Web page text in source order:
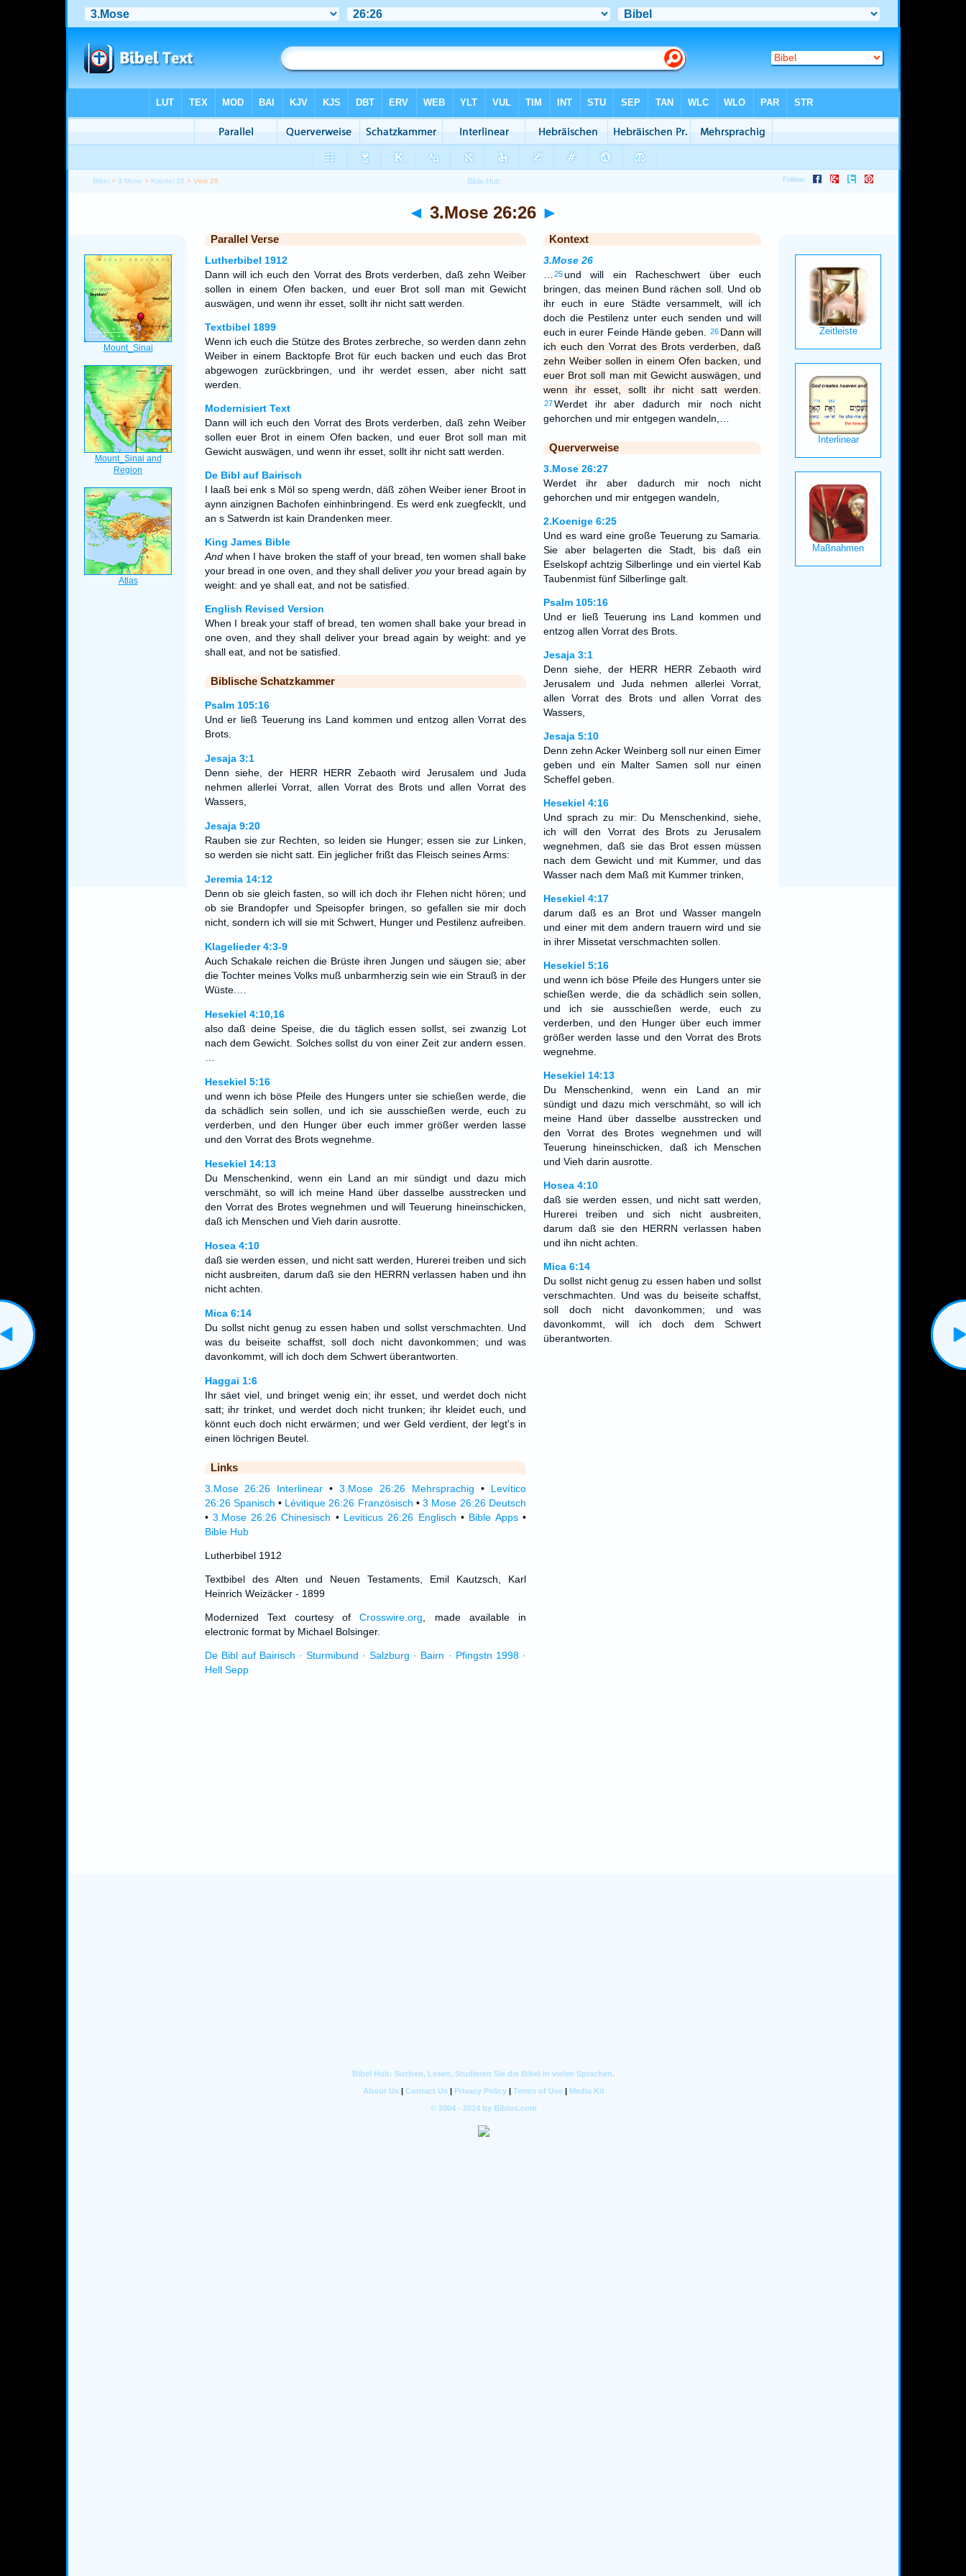
Bibel >3.Mose > Kapitel 26 > Vers 26
◄ 3.Mose 26:26 ►
Parallel Verse
Lutherbibel 1912
Dann will ich euch den Vorrat des Brots verderben, daß zehn Weiber
sollen in einem Ofen backen, und euer Brot soll man mit Gewicht
auswägen, und wenn ihr esset, sollt ihr nicht satt werden.
Textbibel 1899
Wenn ich euch die Stütze des Brotes zerbreche, so werden dann zehn
Weiber in einem Backtopfe Brot für euch backen und euch das Brot
abgewogen zurückbringen, und ihr werdet essen, aber nicht satt
werden.
Modernisiert Text
Dann will ich euch den Vorrat des Brots verderben, daß zehn Weiber
sollen euer Brot in einem Ofen backen, und euer Brot soll man mit
Gewicht auswägen, und wenn ihr esset, sollt ihr nicht satt werden.
De Bibl auf Bairisch
I laaß bei enk s Möl so speng werdn, däß zöhen Weiber iener Broot in
aynn ainzignen Bachofen einhinbringend. Es werd enk zuegfecklt, und
an s Satwerdn ist kain Drandenken meer.
King James Bible
Andwhen I have broken the staff of your bread, ten women shall bake
your bread in one oven, and they shall deliver youyour bread again by
weight: and ye shall eat, and not be satisfied.
English Revised Version
When I break your staff of bread, ten women shall bake your bread in
one oven, and they shall deliver your bread again by weight: and ye
shall eat, and not be satisfied.
Biblische Schatzkammer
Psalm 105:16
Und er ließ Teuerung ins Land kommen und entzog allen Vorrat des
Brots.
Jesaja 3:1
Denn siehe, der HERR HERR Zebaoth wird Jerusalem und Juda
nehmen allerlei Vorrat, allen Vorrat des Brots und allen Vorrat des
Wassers,
Jesaja 9:20
Rauben sie zur Rechten, so leiden sie Hunger; essen sie zur Linken,
so werden sie nicht satt. Ein jeglicher frißt das Fleisch seines Arms:
Jeremia 14:12
Denn ob sie gleich fasten, so will ich doch ihr Flehen nicht hören; und
ob sie Brandopfer und Speisopfer bringen, so gefallen sie mir doch
nicht, sondern ich will sie mit Schwert, Hunger und Pestilenz aufreiben.
Klagelieder 4:3-9
Auch Schakale reichen die Brüste ihren Jungen und säugen sie; aber
die Tochter meines Volks muß unbarmherzig sein wie ein Strauß in der
Wüste.…
Hesekiel 4:10,16
also daß deine Speise, die du täglich essen sollst, sei zwanzig Lot
nach dem Gewicht. Solches sollst du von einer Zeit zur andern essen.
Hesekiel 5:16
und wenn ich böse Pfeile des Hungers unter sie schießen werde, die
da schädlich sein sollen, und ich sie ausschießen werde, euch zu
verderben, und den Hunger über euch immer größer werden lasse
und den Vorrat des Brots wegnehme.
Hesekiel 14:13
Du Menschenkind, wenn ein Land an mir sündigt und dazu mich
verschmäht, so will ich meine Hand über dasselbe ausstrecken und
den Vorrat des Brotes wegnehmen und will Teuerung hineinschicken,
daß ich Menschen und Vieh darin ausrotte.
Hosea 4:10
daß sie werden essen, und nicht satt werden, Hurerei treiben und sich
nicht ausbreiten, darum daß sie den HERRN verlassen haben und ihn
nicht achten.
Mica 6:14
Du sollst nicht genug zu essen haben und sollst verschmachten. Und
was du beiseite schaffst, soll doch nicht davonkommen; und was
davonkommt, will ich doch dem Schwert überantworten.
Haggai 1:6
Ihr säet viel, und bringet wenig ein; ihr esset, und werdet doch nicht
satt; ihr trinket, und werdet doch nicht trunken; ihr kleidet euch, und
könnt euch doch nicht erwärmen; und wer Geld verdient, der legt's in
einen löchrigen Beutel.
Links
3.Mose 26:26 Interlinear •3.Mose 26:26 Mehrsprachig • Levítico
26:26 Spanisch • Lévitique 26:26 Französisch •3 Mose 26:26 Deutsch
• 3.Mose 26:26 Chinesisch • Leviticus 26:26 Englisch • Bible Apps•
Bible Hub
Lutherbibel 1912
Textbibel des Alten und Neuen Testaments, Emil Kautzsch, Karl
Heinrich Weizäcker - 1899
Modernized Text courtesy ofCrosswire.org , made available in
electronic format by Michael Bolsinger.
De Bibl auf Bairisch · Sturmibund · Salzburg · Bairn · Pfingstn 1998 ·
Hell Sepp
Kontext
3.Mose 26
25und will ein Racheschwert über euch
bringen, das meinen Bund rächen soll. Und ob
ihr euch in eure Städte versammelt, will ich
doch die Pestilenz unter euch senden und will
euch in eurer Feinde Hände geben.
26 Dann will
ich euch den Vorrat des Brots verderben, daß
zehn Weiber sollen in einem Ofen backen, und
euer Brot soll man mit Gewicht auswägen, und
wenn ihr esset, sollt ihr nicht satt werden.
27Werdet ihr aber dadurch mir noch nicht
gehorchen und mir entgegen wandeln,…
Querverweise
3.Mose 26:27
Werdet ihr aber dadurch mir noch nicht
gehorchen und mir entgegen wandeln,
2.Koenige 6:25
Und es ward eine große Teuerung zu Samaria.
Sie aber belagerten die Stadt, bis daß ein
Eselskopf achtzig Silberlinge und ein viertel Kab
Taubenmist fünf Silberlinge galt.
Psalm 105:16
Und er ließ Teuerung ins Land kommen und
entzog allen Vorrat des Brots.
Jesaja 3:1
Denn siehe, der HERR HERR Zebaoth wird
Jerusalem und Juda nehmen allerlei Vorrat,
allen Vorrat des Brots und allen Vorrat des
Wassers,
Jesaja 5:10
Denn zehn Acker Weinberg soll nur einen Eimer
geben und ein Malter Samen soll nur einen
Scheffel geben.
Hesekiel 4:16
Und sprach zu mir: Du Menschenkind, siehe,
ich will den Vorrat des Brots zu Jerusalem
wegnehmen, daß sie das Brot essen müssen
nach dem Gewicht und mit Kummer, und das
Wasser nach dem Maß mit Kummer trinken,
Hesekiel 4:17
darum daß es an Brot und Wasser mangeln
und einer mit dem andern trauern wird und sie
in ihrer Missetat verschmachten sollen.
Hesekiel 5:16
und wenn ich böse Pfeile des Hungers unter sie
schießen werde, die da schädlich sein sollen,
und ich sie ausschießen werde, euch zu
verderben, und den Hunger über euch immer
größer werden lasse und den Vorrat des Brots
wegnehme.
Hesekiel 14:13
Du Menschenkind, wenn ein Land an mir
sündigt und dazu mich verschmäht, so will ich
meine Hand über dasselbe ausstrecken und
den Vorrat des Brotes wegnehmen und will
Teuerung hineinschicken, daß ich Menschen
und Vieh darin ausrotte.
Hosea 4:10
daß sie werden essen, und nicht satt werden,
Hurerei treiben und sich nicht ausbreiten,
darum daß sie den HERRN verlassen haben
und ihn nicht achten.
Mica 6:14
Du sollst nicht genug zu essen haben und sollst
verschmachten. Und was du beiseite schaffst,
soll doch nicht davonkommen; und was
davonkommt, will ich doch dem Schwert
überantworten.